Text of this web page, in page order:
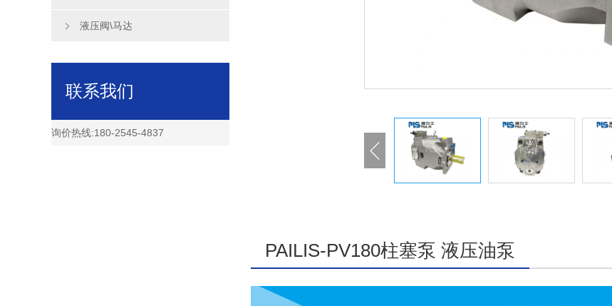
液压阀\马达
联系我们
询价热线:180-2545-4837
PAILIS-PV180柱塞泵 液压油泵